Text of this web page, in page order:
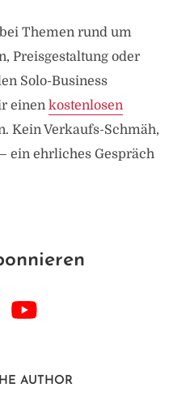
Themen rund um
Preisgestaltung oder
Solo-Business
einen kostenlosen
Kein Verkaufs-Schmäh,
ein ehrliches Gespräch
AUTHOR